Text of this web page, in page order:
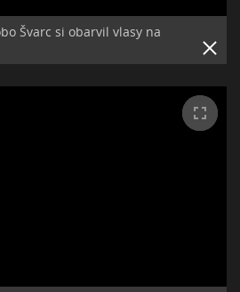
Švarc si obarvil vlasy na